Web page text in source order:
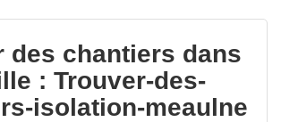
votes
des chantiers dans
: Trouver-des-
isolation-meaulne